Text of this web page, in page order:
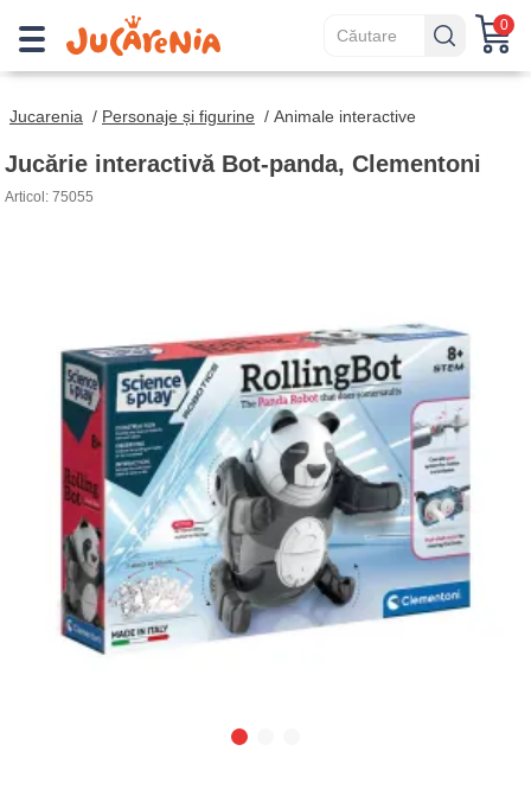
0
Jucarenia / Personaje și figurine / Animale interactive
Jucărie interactivă Bot-panda, Clementoni
Articol: 75055